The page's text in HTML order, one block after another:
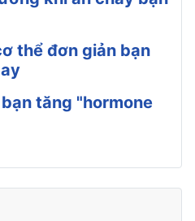
thể đơn giản bạn
tăng "hormone